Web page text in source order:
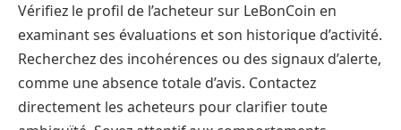
Vérifiez le profil de l’acheteur sur LeBonCoin en
examinant ses évaluations et son historique d’activité.
Recherchez des incohérences ou des signaux d’alerte,
comme une absence totale d’avis. Contactez
directement les acheteurs pour clarifier toute